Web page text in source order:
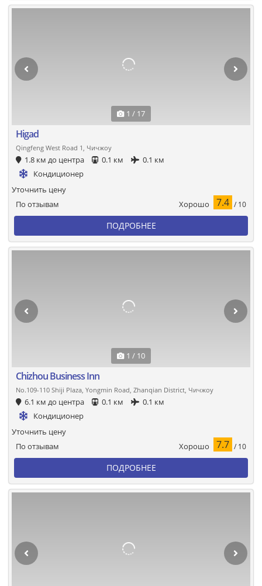
1 / 17
Higad
Qingfeng West Road 1, Чичжоу
1.8 км до центра 0.1 км
0.1 км
Кондиционер
По отзывам Хорошо 7.4 / 10
Уточнить цену
ПОДРОБНЕЕ
1 / 10
Chizhou Business Inn
No.109-110 Shiji Plaza, Yongmin Road, Zhanqian District, Чичжоу
6.1 км до центра 0.1 км
0.1 км
Кондиционер
По отзывам Хорошо 7.7 / 10
Уточнить цену
ПОДРОБНЕЕ